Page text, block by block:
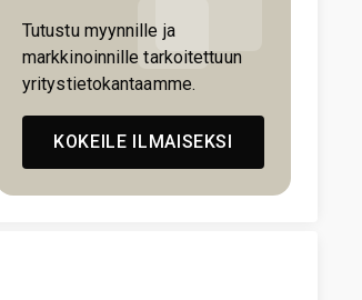
Tutustu myynnille ja
markkinoinnille tarkoitettuun
yritystietokantaamme.
KOKEILE ILMAISEKSI